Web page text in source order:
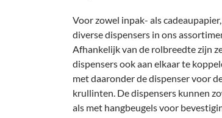
Voor zowel inpak- als
diverse dispensers in ons
Afhankelijk van de rolbreedte zijn
dispensers ook aan elkaar te
met daaronder de dispenser voor
krullinten. De dispensers kunnen
als met hangbeugels voor